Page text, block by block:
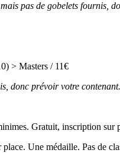
pas de gobelets fournis,
> Masters / 11€
donc prévoir votre
Gratuit, inscription sur
Une médaille. Pas de